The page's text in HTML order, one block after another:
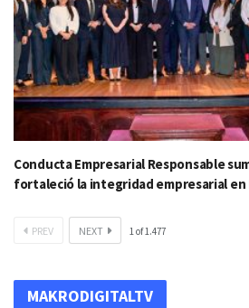
Conducta Empresarial Responsable
fortaleció la integridad empresarial en
PREV NEXT 1of1.477
MAKRODIGITALTV